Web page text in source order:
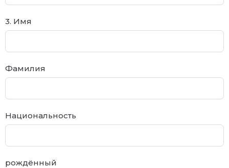
3. Имя
Фамилия
Национальность
рождённый